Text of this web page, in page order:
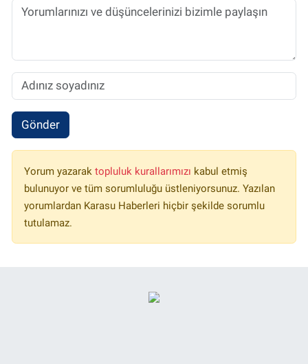
Gönder
Yorum yazarak topluluk kurallarımızı kabul etmiş
bulunuyor ve tüm sorumluluğu üstleniyorsunuz. Yazılan
yorumlardan Karasu Haberleri hiçbir şekilde sorumlu
tutulamaz.